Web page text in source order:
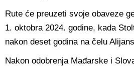
Rute će preuzeti svoje obaveze
1. oktobra 2024. godine, kada
nakon deset godina na čelu
Nakon odobrenja Mađarske i